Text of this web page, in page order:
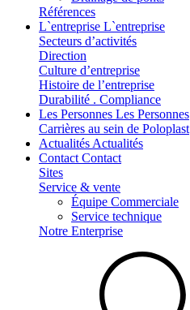
Références
L`entreprise L`entreprise
Secteurs d’activités
Direction
Culture d’entreprise
Histoire de l’entreprise
Durabilité . Compliance
Les Personnes Les Personnes
Carrières au sein de Poloplast
Actualités Actualités
Contact Contact
Sites
Service & vente
Équipe Commerciale
Service technique
Notre Enterprise